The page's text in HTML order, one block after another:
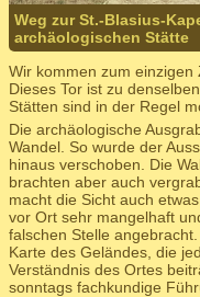
Weg zur St.-Blasius-
archäologischen Stätte
Wir kommen zum einzigen
Dieses Tor ist zu
Stätten sind in der Regel
Die archäologische
Wandel. So wurde der
hinaus verschoben. Die
brachten aber auch
macht die Sicht auch
vor Ort sehr mangelhaft
falschen Stelle
Karte des Geländes, die
Verständnis des Ortes
sonntags fachkundige